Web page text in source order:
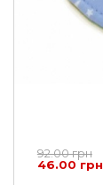
92.00 грн
46.00 грн